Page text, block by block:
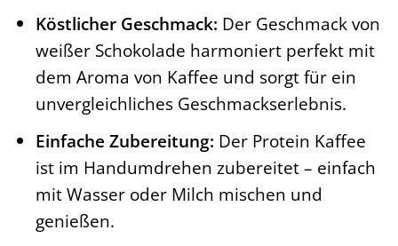
Köstlicher Geschmack: Der Geschmack von
weißer Schokolade harmoniert perfekt mit
dem Aroma von Kaffee und sorgt für ein
unvergleichliches Geschmackserlebnis.
Einfache Zubereitung: Der Protein Kaffee
ist im Handumdrehen zubereitet – einfach
mit Wasser oder Milch mischen und
genießen.